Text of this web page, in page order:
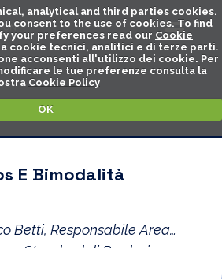
analytical and third parties cookies.
consent to the use of cookies. To find
your preferences read our Cookie
cookie tecnici, analitici e di terze parti.
acconsenti all'utilizzo dei cookie. Per
le tue preferenze consulta la
Cookie Policy
OK
E Bimodalità
Betti, Responsabile Area
e Standard di Produzione e